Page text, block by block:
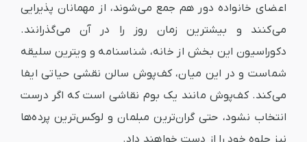
اعضای خانواده دور هم جمع می‌شوند، از مهمانان پذیرایی
می‌کنند و بیشترین زمان روز را در آن می‌گذرانند.
دکوراسیون این بخش از خانه، شناسنامه و ویترین سلیقه
شماست و در این میان، کف‌پوش سالن نقشی حیاتی ایفا
می‌کند. کف‌پوش مانند یک بوم نقاشی است که اگر درست
انتخاب نشود، حتی گران‌ترین مبلمان و لوکس‌ترین پرده‌ها
نیز جلوه خود را از دست خواهند داد.